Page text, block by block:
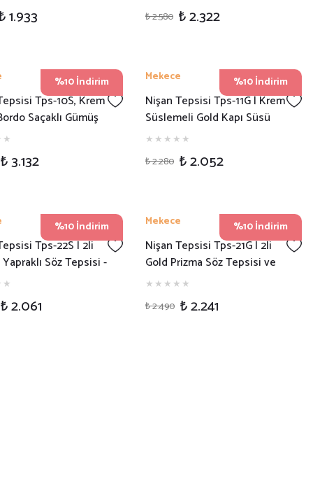
1.933 ₺ 2.580 ₺ 2.322
%10 İndirim
Tps-10S, Krem
Saçaklı Gümüş
Tepsisi
₺ 3.132
%10 İndirim
Mekece
Nişan Tepsisi Tps-11G | Krem
Süslemeli Gold Kapı Süsü
Söz Tepsisi
₺ 2.280 ₺ 2.052
%10 İndirim
Tps-22S | 2li
Söz Tepsisi -
₺ 2.061
%10 İndirim
Mekece
Nişan Tepsisi Tps-21G | 2li
Gold Prizma Söz Tepsisi ve
Damat Kahvesi
₺ 2.490 ₺ 2.241